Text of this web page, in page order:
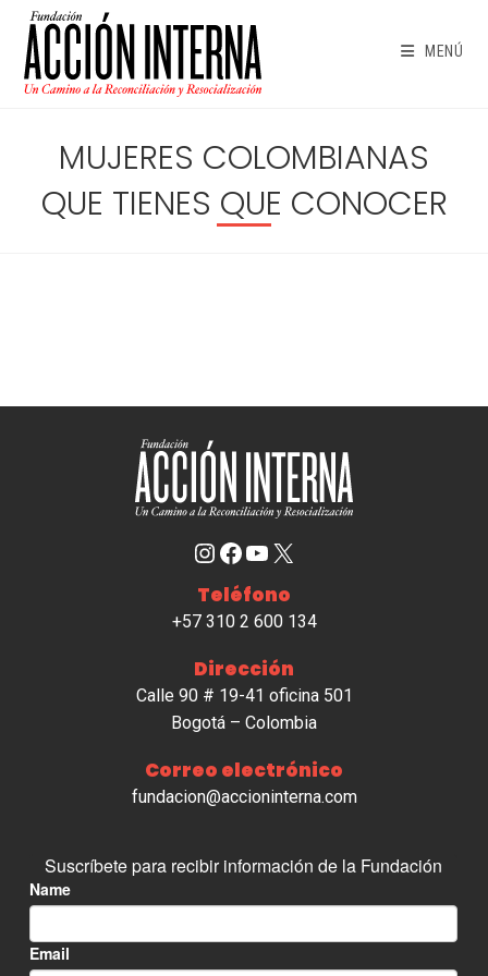
contenido
MENÚ
MUJERES COLOMBIANAS
QUE TIENES QUE CONOCER
Instagram Facebook YouTube X
Teléfono
+57 310 2 600 134
Dirección
Calle 90 # 19-41 oficina 501
Bogotá – Colombia
Correo electrónico
fundacion@accioninterna.com